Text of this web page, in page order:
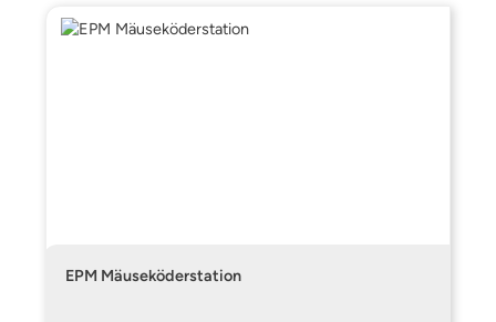
EPM Mäuseköderstation